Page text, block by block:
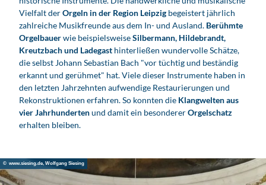
Vielfalt derOrgeln in der Region Leipzig begeistert jährlich
zahlreiche Musikfreunde aus dem In- und Ausland. Berühmte
Orgelbauerwie beispielsweiseSilbermann, Hildebrandt,
Kreutzbach und Ladegast hinterließen wundervolle Schätze,
die selbst Johann Sebastian Bach "vor tüchtig und beständig
erkannt und gerühmet" hat. Viele dieser Instrumente haben in
den letzten Jahrzehnten aufwendige Restaurierungen und
Rekonstruktionen erfahren. So konnten die Klangwelten aus
vier Jahrhundertenund damit ein besondererOrgelschatz
erhalten bleiben.
© www.siesing.de, Wolfgang Siesing